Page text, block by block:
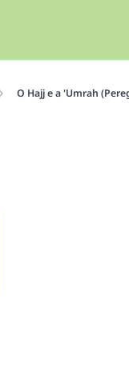
O Hajj e a 'Umrah